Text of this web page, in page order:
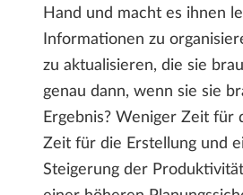
Hand und macht es ihnen
Informationen zu
zu aktualisieren, die sie
genau dann, wenn sie sie
Ergebnis? Weniger Zeit für
Zeit für die Erstellung und
Steigerung der